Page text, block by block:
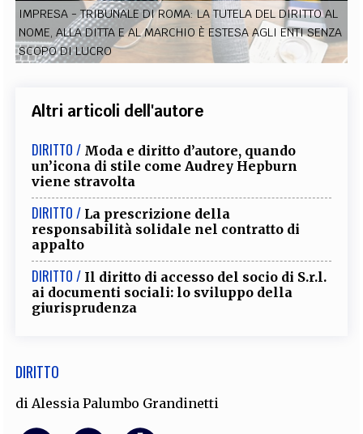
SOCIAL MEDIA
IMPRESA - TRIBUNALE DI ROMA: LA TUTELA DEL DIRITTO AL
NOME, ALLA DITTA E AL MARCHIO È ESTESA AGLI ENTI SENZA
SCOPO DI LUCRO
Altri articoli dell'autore
DIRITTO / Moda e diritto d’autore, quando
un’icona di stile come Audrey Hepburn
viene stravolta
DIRITTO / La prescrizione della
responsabilità solidale nel contratto di
appalto
DIRITTO / Il diritto di accesso del socio di S.r.l.
ai documenti sociali: lo sviluppo della
giurisprudenza
DIRITTO
di Alessia Palumbo Grandinetti